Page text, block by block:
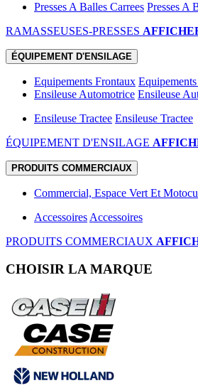
Presses A Balles Carrees Presses A
RAMASSEUSES-PRESSES
ÉQUIPEMENT D'ENSILAGE
Equipements Frontaux
Ensileuse Automotrice Ensileuse
Ensileuse Tractee Ensileuse Tractee
ÉQUIPEMENT D'ENSILAGE
PRODUITS COMMERCIAUX
Commercial, Espace Vert Et
Accessoires Accessoires
PRODUITS COMMERCIAUX
CHOISIR LA MARQUE